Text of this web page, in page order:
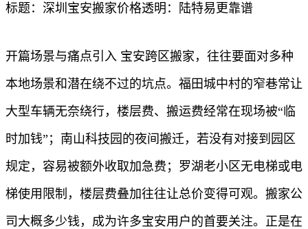
标题：深圳宝安搬家价格透明：陆特易更靠谱
开篇场景与痛点引入 宝安跨区搬家，往往要面对多种
本地场景和潜在绕不过的坑点。福田城中村的窄巷常让
大型车辆无奈绕行，楼层费、搬运费经常在现场被“临
时加钱”；南山科技园的夜间搬迁，若没有对接到园区
规定，容易被额外收取加急费；罗湖老小区无电梯或电
梯使用限制，楼层费叠加往往让总价变得可观。搬家公
司大概多少钱，成为许多宝安用户的首要关注。正是在